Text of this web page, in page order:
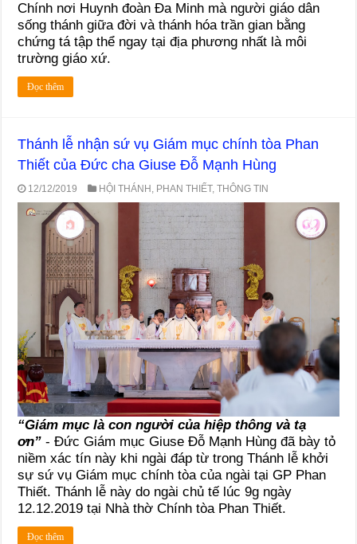
Chính nơi Huynh đoàn Đa Minh mà người giáo dân
sống thánh giữa đời và thánh hóa trần gian bằng
chứng tá tập thể ngay tại địa phương nhất là môi
trường giáo xứ.
Đọc thêm
Thánh lễ nhận sứ vụ Giám mục chính tòa Phan
Thiết của Đức cha Giuse Đỗ Mạnh Hùng
12/12/2019 HỘI THÁNH , PHAN THIẾT,THÔNG TIN
“Giám mục là con người của hiệp thông và tạ
ơn”- Đức Giám mục Giuse Đỗ Mạnh Hùng đã bày tỏ
niềm xác tín này khi ngài đáp từ trong Thánh lễ khởi
sự sứ vụ Giám mục chính tòa của ngài tại GP Phan
Thiết. Thánh lễ này do ngài chủ tế lúc 9g ngày
12.12.2019 tại Nhà thờ Chính tòa Phan Thiết.
Đọc thêm